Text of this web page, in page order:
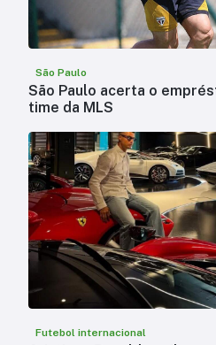
São Paulo
São Paulo acerta o
time da MLS
Futebol internacional